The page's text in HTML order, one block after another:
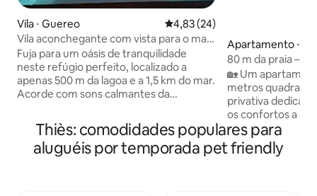
Vila ⋅ Guereo 4,83 de uma avaliação média
4,83 (24)
Vila aconchegante com vista para o mar
e para a lagoa de Somone
Fuja para um oásis de tranquilidade
neste refúgio perfeito, localizado a
apenas 500 m da lagoa e a 1,5 km do mar.
Acorde com sons calmantes da
acesso a piscina de 20 metros com
jacuzzi, jardim com árvores frutíferas e
petanca para sua recreação. A casa de
70 m ² é composta por um quarto, um
Apartamento ⋅
80 m da praia –
independente
🏡 Um
metros
privativa
os confortos a 80
Localização ideal
totalmente
aquecedor de
Thiès: comodidades populares para
aluguéis por temporada pet friendly